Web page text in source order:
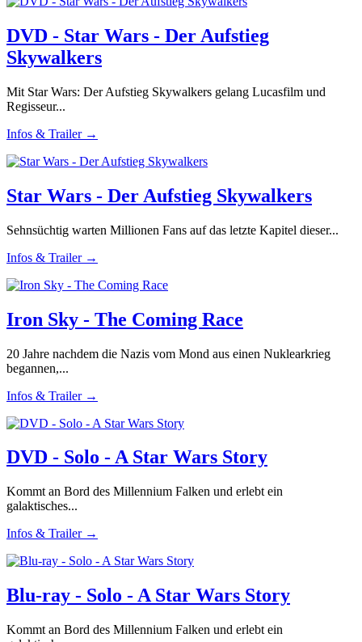
DVD - Star Wars - Der Aufstieg
Skywalkers
Mit Star Wars: Der Aufstieg Skywalkers gelang Lucasfilm und
Regisseur...
Infos & Trailer →
Star Wars - Der Aufstieg Skywalkers
Sehnsüchtig warten Millionen Fans auf das letzte Kapitel dieser...
Infos & Trailer →
Iron Sky - The Coming Race
20 Jahre nachdem die Nazis vom Mond aus einen Nuklearkrieg
begannen,...
Infos & Trailer →
DVD - Solo - A Star Wars Story
Kommt an Bord des Millennium Falken und erlebt ein
galaktisches...
Infos & Trailer →
Blu-ray - Solo - A Star Wars Story
Kommt an Bord des Millennium Falken und erlebt ein